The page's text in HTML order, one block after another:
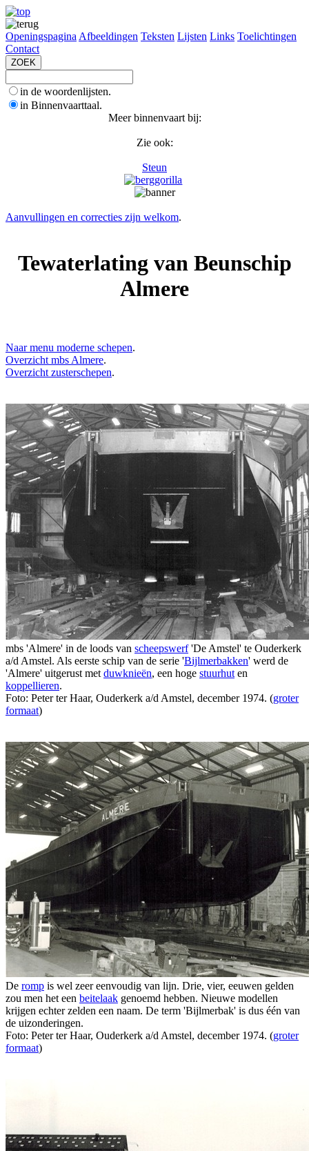
Openingspagina Afbeeldingen Teksten Lijsten Links Toelichtingen
Contact
in de woordenlijsten.
in Binnenvaarttaal.
Meer binnenvaart bij:
Zie ook:
Steun
Aanvullingen en correcties zijn welkom.
Tewaterlating van Beunschip
Almere
Naar menu moderne schepen.
Overzicht mbs Almere.
Overzicht zusterschepen.
mbs 'Almere' in de loods van scheepswerf'De Amstel' te Ouderkerk
a/d Amstel. Als eerste schip van de serie 'Bijlmerbakken' werd de
'Almere' uitgerust met duwknieën, een hoge stuurhut en
koppellieren.
Foto: Peter ter Haar, Ouderkerk a/d Amstel, december 1974. (groter
formaat)
De romp is wel zeer eenvoudig van lijn. Drie, vier, eeuwen gelden
zou men het een beitelaak genoemd hebben. Nieuwe modellen
krijgen echter zelden een naam. De term 'Bijlmerbak' is dus één van
de uizonderingen.
Foto: Peter ter Haar, Ouderkerk a/d Amstel, december 1974. (groter
formaat)